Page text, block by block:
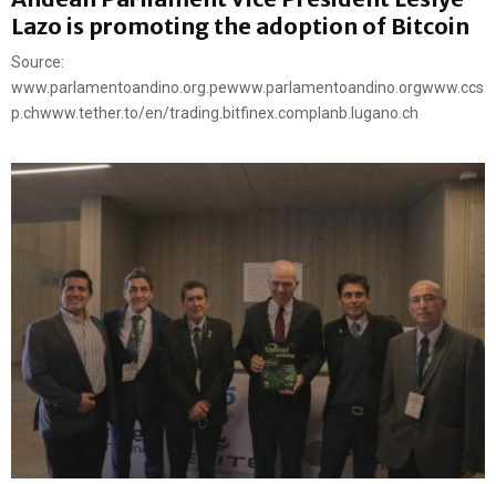
Lazo is promoting the adoption of Bitcoin
Source:
www.parlamentoandino.org.pewww.parlamentoandino.orgwww.ccs
p.chwww.tether.to/en/trading.bitfinex.complanb.lugano.ch